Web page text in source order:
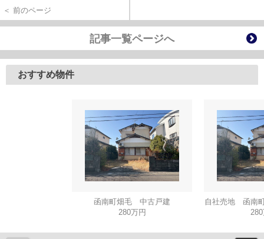
＜ 前のページ
記事一覧ページへ
おすすめ物件
函南町畑毛 中古戸建
280万円
自社売地 函南